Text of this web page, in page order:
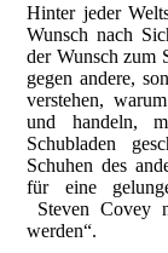
Hinter jeder
Wunsch nach
der Wunsch zum
gegen andere,
verstehen,
und handeln,
Schubladen
Schuhen des
für eine
Steven Covey
werden“.